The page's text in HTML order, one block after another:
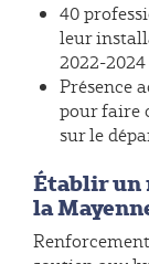
40
leur
2022-2024
Présence
pour faire
sur le
Établir un
la